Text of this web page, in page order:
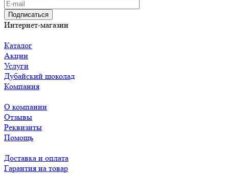
Подписаться
Интернет-магазин
Каталог
Акции
Услуги
Дубайский шоколад
Компания
О компании
Отзывы
Реквизиты
Помощь
Доставка и оплата
Гарантия на товар